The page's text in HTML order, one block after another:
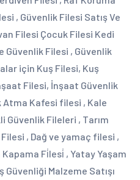
, Güvenlik Filesi Satış Ve
Filesi Çocuk Filesi Kedi
Güvenlik Filesi , Güvenlik
için Kuş Filesi, Kuş
Filesi, İnşaat Güvenlik
Atma Kafesi filesi , Kale
Güvenlik Fileleri , Tarım
, Dağ ve yamaç filesi ,
Fi̇lesi̇ , Yatay Yaşam
Güvenliği Malzeme Satışı